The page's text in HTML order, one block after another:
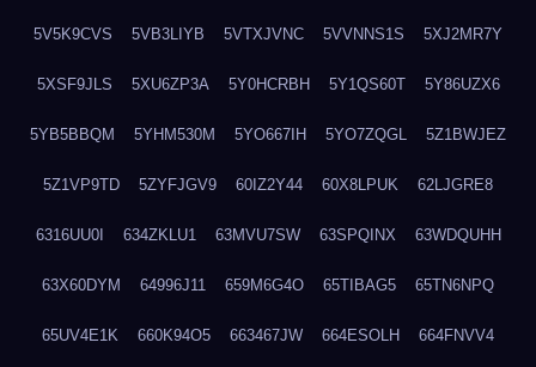
5V5K9CVS 5VB3LIYB 5VTXJVNC 5VVNNS1S 5XJ2MR7Y
5XSF9JLS 5XU6ZP3A 5Y0HCRBH 5Y1QS60T 5Y86UZX6
5YB5BBQM 5YHM530M 5YO667IH 5YO7ZQGL 5Z1BWJEZ
5Z1VP9TD 5ZYFJGV9 60IZ2Y44 60X8LPUK 62LJGRE8
6316UU0I 634ZKLU1 63MVU7SW 63SPQINX 63WDQUHH
63X60DYM 64996J11 659M6G4O 65TIBAG5 65TN6NPQ
65UV4E1K 660K94O5 663467JW 664ESOLH 664FNVV4